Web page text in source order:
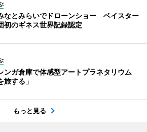
なとみらいでドローンショー ベイスター
初のギネス世界記録認定
ンガ倉庫で体感型アートプラネタリウム
旅する」
もっと見る